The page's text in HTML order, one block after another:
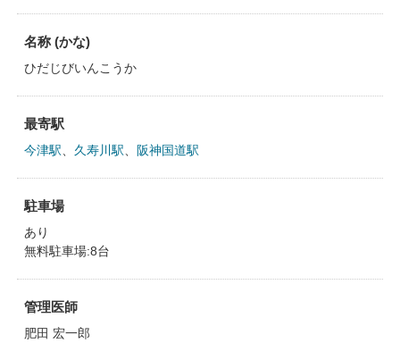
名称 (かな)
ひだじびいんこうか
最寄駅
今津駅 久寿川駅 阪神国道駅
駐車場
あり
無料駐車場:8台
管理医師
肥田 宏一郎